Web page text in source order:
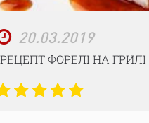
20.03.2019
РЕЦЕПТ ФОРЕЛІ НА ГРИЛІ